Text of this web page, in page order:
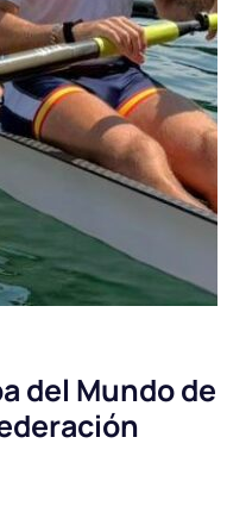
del Mundo de